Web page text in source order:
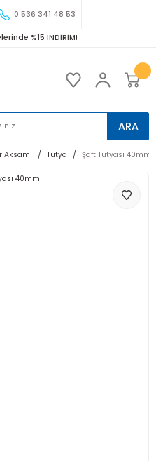
0 536 341 48 53
%15 İNDİRİM!
ARA
Aksamı Tutya Şaft Tutyası 40mm